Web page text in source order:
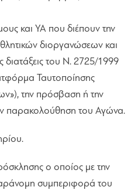
και ΥΑ που διέπουν την
διοργανώσεων και
διατάξεις του Ν. 2725/1999
Ταυτοποίησης
την πρόσβαση ή την
παρακολούθηση του Αγώνα.
ο οποίος με την
συμπεριφορά του